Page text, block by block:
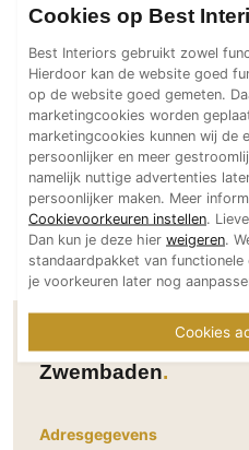
Technologie
Audio/Video
Thuisbioscoop
Domotica
Mirror TV
Fitnessapparatuur
Wifi
Overig
Binnenzwembaden
Wijnkelder en wijnkasten
Contactgegevens
Zwembaden
Adresgegevens
Cookies op Best
Best Interiors gebruikt zowel
Hierdoor kan de website goed
op de website goed gemeten.
marketingcookies worden
marketingcookies kunnen wij de
persoonlijker en meer
namelijk nuttige advertenties
persoonlijker maken. Meer
Cookievoorkeuren instellen.
Dan kun je deze hier weigeren.
standaardpakket van
je voorkeuren later nog
Cookies